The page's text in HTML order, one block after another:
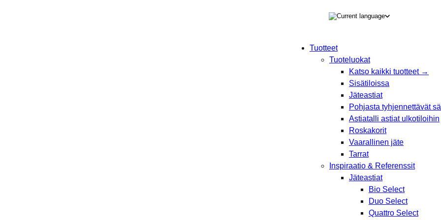
Tuotteet
Tuoteluokat
Katso kaikki tuotteet →
Sisätiloissa
Jäteastiat
Pohjasta tyhjennettävät
Astiatalli astiat ulkotiloihin
Roskakorit
Vaarallinen jäte
Tarrat
Inspiraatio & Referenssit
Jäteastiat
Bio Select
Duo Select
Quattro Select